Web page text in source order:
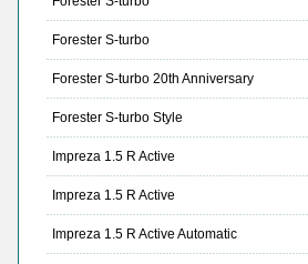
Forester S-turbo
Forester S-turbo 20th Anniversary
Forester S-turbo Style
Impreza 1.5 R Active
Impreza 1.5 R Active
Impreza 1.5 R Active Automatic